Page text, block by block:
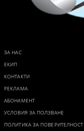
ЗА НАС
ЕКИП
КОНТАКТИ
РЕКЛАМА
АБОНАМЕНТ
УСЛОВИЯ ЗА ПОЛЗВАНЕ
ПОЛИТИКА ЗА ПОВЕРИТЕЛНОСТ